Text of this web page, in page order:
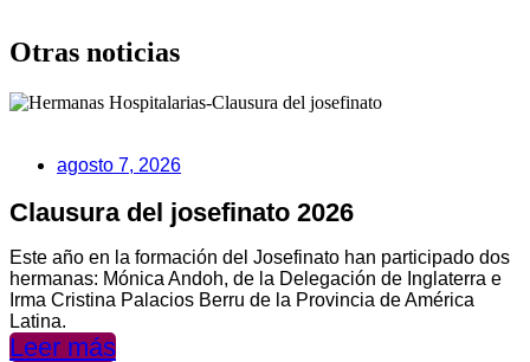
Otras noticias
agosto 7, 2026
Clausura del josefinato 2026
Este año en la formación del Josefinato han participado dos
hermanas: Mónica Andoh, de la Delegación de Inglaterra e
Irma Cristina Palacios Berru de la Provincia de América
Latina.
Leer más